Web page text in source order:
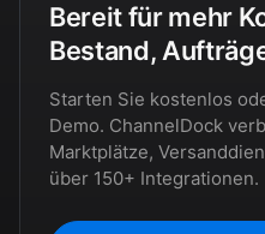
Bereit für mehr
Bestand,
Starten Sie kostenlos
Demo. ChannelDock
Marktplätze,
über 150+ Integrationen.